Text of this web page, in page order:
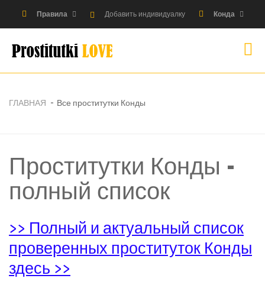
Правила Добавить индивидуалку Конда
ГЛАВНАЯ Все проститутки Конды
Проститутки Конды -
полный список
>> Полный и актуальный список
проверенных проституток Конды
здесь >>